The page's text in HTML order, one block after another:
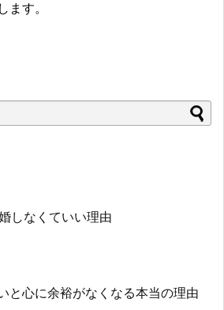
ます。
しなくていい理由
と心に余裕がなくなる本当の理由